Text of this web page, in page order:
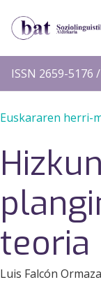
ISSN 2659-5176
Euskararen herri-
teoria
Luis Falcón